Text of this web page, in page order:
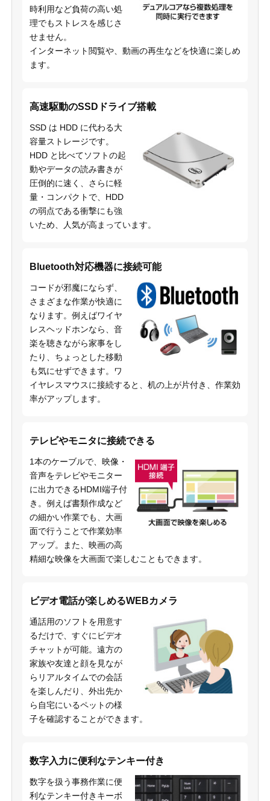
時利用など負荷の高い処
理でもストレスを感じさ
せません。
インターネット閲覧や、動画の再生などを快適に楽しめ
ます。
高速駆動のSSDドライブ搭載
SSD は HDD に代わる大
容量ストレージです。
HDD と比べてソフトの起
動やデータの読み書きが
圧倒的に速く、さらに軽
量・コンパクトで、HDD
の弱点である衝撃にも強
いため、人気が高まっています。
Bluetooth対応機器に接続可能
コードが邪魔にならず、
さまざまな作業が快適に
なります。例えばワイヤ
レスヘッドホンなら、音
楽を聴きながら家事をし
たり、ちょっとした移動
も気にせずできます。ワ
イヤレスマウスに接続すると、机の上が片付き、作業効
率がアップします。
テレビやモニタに接続できる
1本のケーブルで、映像・
音声をテレビやモニター
に出力できるHDMI端子付
き。例えば書類作成など
の細かい作業でも、大画
面で行うことで作業効率
アップ。また、映画の高
精細な映像を大画面で楽しむこともできます。
ビデオ電話が楽しめるWEBカメラ
通話用のソフトを用意す
るだけで、すぐにビデオ
チャットが可能。遠方の
家族や友達と顔を見なが
らリアルタイムでの会話
を楽しんだり、外出先か
ら自宅にいるペットの様
子を確認することができます。
数字入力に便利なテンキー付き
数字を扱う事務作業に便
利なテンキー付きキーボ